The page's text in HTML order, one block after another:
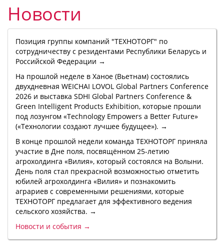
Новости
Позиция группы компаний "ТЕХНОТОРГ" по
сотрудничеству с резидентами Республики Беларусь и
Российской Федерации →
На прошлой неделе в Ханое (Вьетнам) состоялись
двухдневная WEICHAI LOVOL Global Partners Conference
2026 и выставка SDHI Global Partners Conference &
Green Intelligent Products Exhibition, которые прошли
под лозунгом «Technology Empowers a Better Future»
(«Технологии создают лучшее будущее»). →
В конце прошлой недели команда ТЕХНОТОРГ приняла
участие в Дне поля, посвящённом 25-летию
агрохолдинга «Вилия», который состоялся на Волыни.
День поля стал прекрасной возможностью отметить
юбилей агрохолдинга «Вилия» и познакомить
аграриев с современными решениями, которые
ТЕХНОТОРГ предлагает для эффективного ведения
сельского хозяйства. →
Новости и события →